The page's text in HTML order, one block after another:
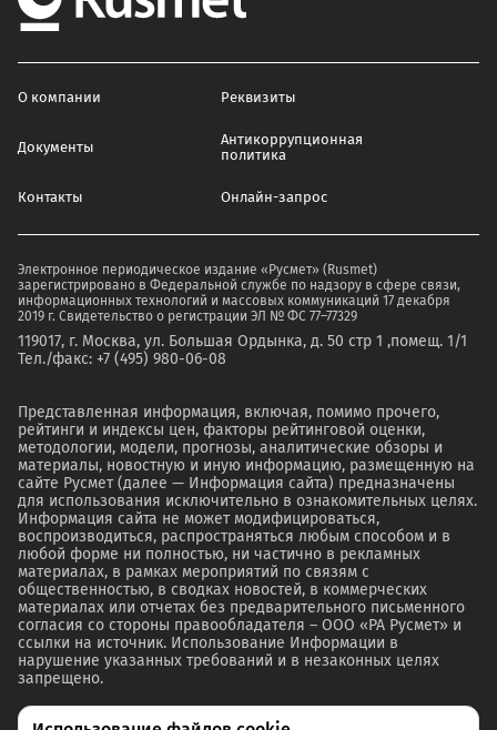
О компании Реквизиты
Документы
Антикоррупционная
политика
Контакты Онлайн-запрос
Электронное периодическое издание «Русмет» (Rusmet)
зарегистрировано в Федеральной службе по надзору в сфере связи,
информационных технологий и массовых коммуникаций 17 декабря
2019 г. Свидетельство о регистрации ЭЛ № ФС 77–77329
119017, г. Москва, ул. Большая Ордынка, д. 50 стр 1 ,помещ. 1/1
Тел./факс: +7 (495) 980-06-08
Представленная информация, включая, помимо прочего,
рейтинги и индексы цен, факторы рейтинговой оценки,
методологии, модели, прогнозы, аналитические обзоры и
материалы, новостную и иную информацию, размещенную на
сайте Русмет (далее — Информация сайта) предназначены
для использования исключительно в ознакомительных целях.
Информация сайта не может модифицироваться,
воспроизводиться, распространяться любым способом и в
любой форме ни полностью, ни частично в рекламных
материалах, в рамках мероприятий по связям с
общественностью, в сводках новостей, в коммерческих
материалах или отчетах без предварительного письменного
согласия со стороны правообладателя – ООО «РА Русмет» и
ссылки на источник. Использование Информации в
нарушение указанных требований и в незаконных целях
запрещено.